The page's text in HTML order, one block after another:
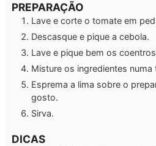
PREPARAÇÃO
Lave e corte o tomate em
Descasque e pique a cebola.
Lave e pique bem os
Misture os ingredientes numa
Esprema a lima sobre o
gosto.
Sirva.
DICAS